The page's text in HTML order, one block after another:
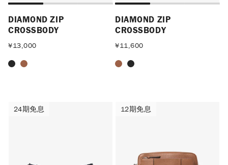
DIAMOND ZIP
CROSSBODY
¥13,000
DIAMOND ZIP
CROSSBODY
¥11,600
24期免息 24期免息
12期免息 12期免息